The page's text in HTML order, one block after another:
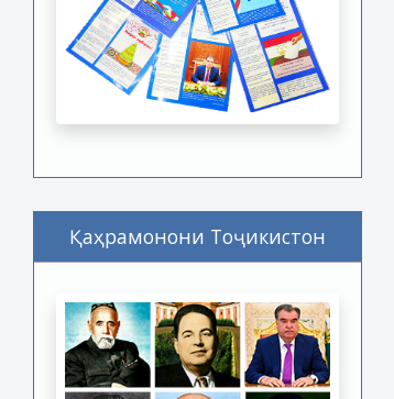
Қаҳрамонони Тоҷикистон